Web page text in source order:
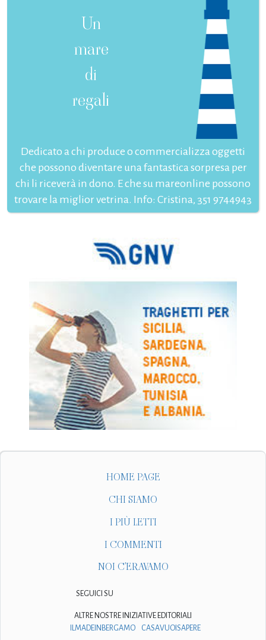
Un
mare
di
regali
Dedicato a chi produce o commercializza oggetti
che possono diventare una fantastica sorpresa per
chi li riceverà in dono. E che su mareonline possono
trovare la miglior vetrina. Info: Cristina, 351 9744943
HOME PAGE
CHI SIAMO
I PIÙ LETTI
I COMMENTI
NOI C'ERAVAMO
SEGUICI SU
ALTRE NOSTRE INIZIATIVE EDITORIALI
ILMADEINBERGAMO
CASAVUOISAPERE